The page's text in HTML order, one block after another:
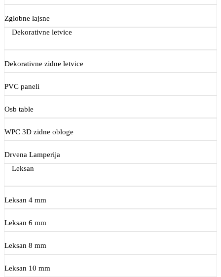
Zglobne lajsne
Dekorativne letvice
Dekorativne zidne letvice
PVC paneli
Osb table
WPC 3D zidne obloge
Drvena Lamperija
Leksan
Leksan 4 mm
Leksan 6 mm
Leksan 8 mm
Leksan 10 mm